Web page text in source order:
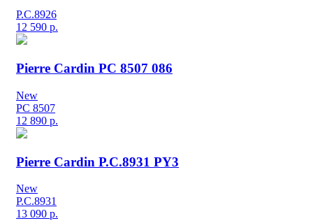
P.C.8926
12 590 р.
Pierre Cardin PC 8507 086
New
PC 8507
12 890 р.
Pierre Cardin P.C.8931 PY3
New
P.C.8931
13 090 р.